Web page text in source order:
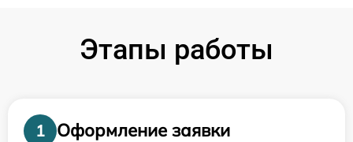
Этапы работы
1
Оформление заявки